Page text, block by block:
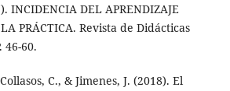
INCIDENCIA DEL APRENDIZAJE
PRÁCTICA. Revista de Didácticas
46-60.
C., & Jimenes, J. (2018). El